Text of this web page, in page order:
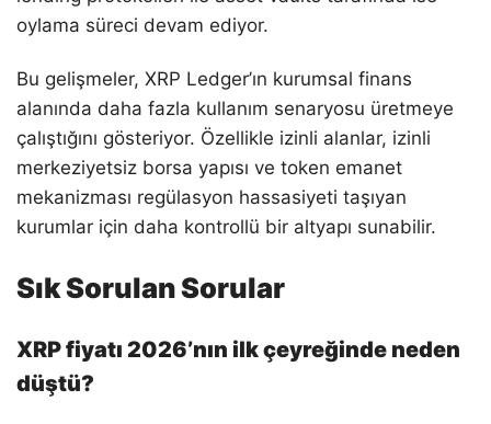
oylama süreci devam ediyor.
Bu gelişmeler, XRP Ledger’ın kurumsal finans
alanında daha fazla kullanım senaryosu üretmeye
çalıştığını gösteriyor. Özellikle izinli alanlar, izinli
merkeziyetsiz borsa yapısı ve token emanet
mekanizması regülasyon hassasiyeti taşıyan
kurumlar için daha kontrollü bir altyapı sunabilir.
Sık Sorulan Sorular
XRP fiyatı 2026’nın ilk çeyreğinde neden
düştü?